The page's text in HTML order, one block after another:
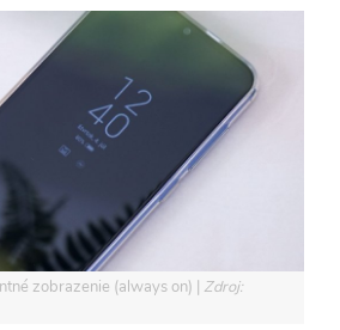
zobrazenie (always on)
Zdroj: